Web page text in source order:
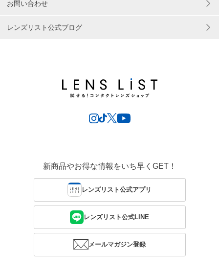
お問い合わせ
レンズリスト公式ブログ
新商品やお得な情報をいち早くGET！
レンズリスト公式アプリ
レンズリスト公式LINE
メールマガジン登録